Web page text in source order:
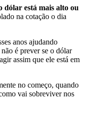
dólar está mais alto ou
na cotação o dia
anos ajudando
é prever se o dólar
assim que ele está em
no começo, quando
vai sobreviver nos